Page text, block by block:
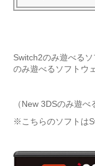
Switch2のみ遊べる
のみ遊べるソフトウ
（New 3DSのみ遊べ
※こちらのソフトは